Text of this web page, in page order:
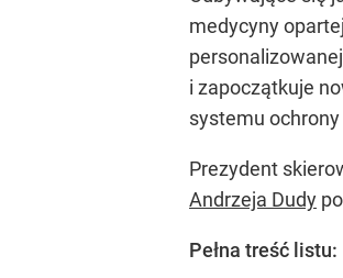
medycyny
i zapoczątkuje
systemu
Prezydent
Andrzeja Dudy
Pełna treść listu: